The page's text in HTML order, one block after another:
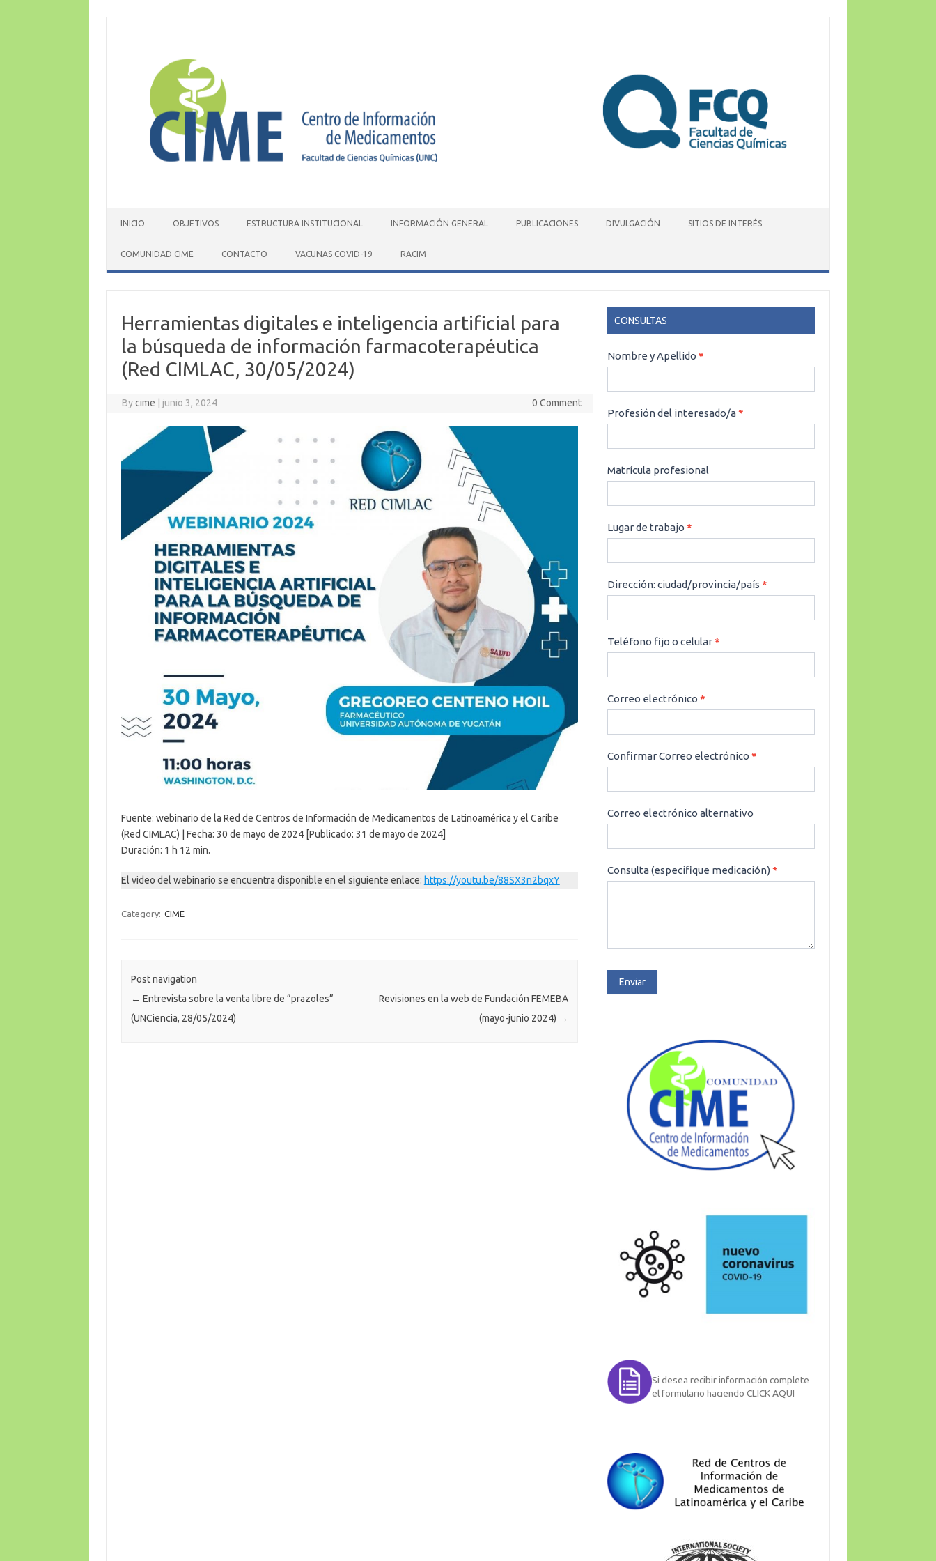
INICIO OBJETIVOS ESTRUCTURA INSTITUCIONAL INFORMACIÓN GENERAL PUBLICACIONES DIVULGACIÓN SITIOS DE INTERÉS
COMUNIDAD CIME CONTACTO VACUNAS COVID-19 RACIM
Herramientas digitales e inteligencia artificial para
la búsqueda de información farmacoterapéutica
(Red CIMLAC, 30/05/2024)
Bycime junio 3, 2024 0 Comment
Fuente: webinario de la Red de Centros de Información de Medicamentos de Latinoamérica y el Caribe
(Red CIMLAC) | Fecha: 30 de mayo de 2024 [Publicado: 31 de mayo de 2024]
Duración: 1 h 12 min.
El video del webinario se encuentra disponible en el siguiente enlace: https://youtu.be/88SX3n2bqxY
Category: CIME
Post navigation
← Entrevista sobre la venta libre de “prazoles”
(UNCiencia, 28/05/2024)
Revisiones en la web de Fundación FEMEBA
(mayo-junio 2024) →
CONSULTAS
CONSULTAS
Nombre y Apellido*
Profesión del interesado/a*
Matrícula profesional
Lugar de trabajo*
Dirección: ciudad/provincia/país*
Teléfono fijo o celular*
Correo electrónico*
Confirmar Correo electrónico*
Correo electrónico alternativo
Consulta (especifique medicación)*
Enviar
Si desea recibir información complete
el formulario haciendo CLICK AQUI